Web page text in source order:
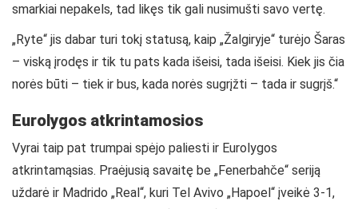
smarkiai nepakels, tad likęs tik gali nusimušti savo vertę.
„Ryte“ jis dabar turi tokį statusą, kaip „Žalgiryje“ turėjo Šaras
– viską įrodęs ir tik tu pats kada išeisi, tada išeisi. Kiek jis čia
norės būti – tiek ir bus, kada norės sugrįžti – tada ir sugrįš.“
Eurolygos atkrintamosios
Vyrai taip pat trumpai spėjo paliesti ir Eurolygos
atkrintamąsias. Praėjusią savaitę be „Fenerbahče“ seriją
uždarė ir Madrido „Real“, kuri Tel Avivo „Hapoel“ įveikė 3-1,